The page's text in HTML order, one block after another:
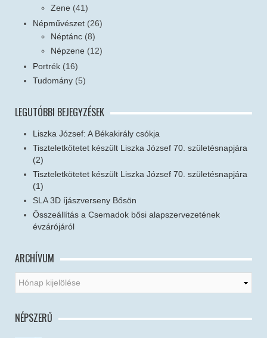
Zene (41)
Népművészet (26)
Néptánc (8)
Népzene (12)
Portrék (16)
Tudomány (5)
LEGUTÓBBI BEJEGYZÉSEK
Liszka József: A Békakirály csókja
Tiszteletkötetet készült Liszka József 70. születésnapjára
(2)
Tiszteletkötetet készült Liszka József 70. születésnapjára
(1)
SLA 3D íjászverseny Bősön
Összeállítás a Csemadok bősi alapszervezetének
évzárójáról
ARCHÍVUM
NÉPSZERŰ